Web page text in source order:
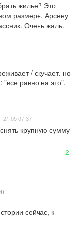
жилье? Это
размере. Арсену
Очень жаль.
/ скучает, но
"все равно на это".
21.05 07:37
крупную сумму
2
сейчас, к